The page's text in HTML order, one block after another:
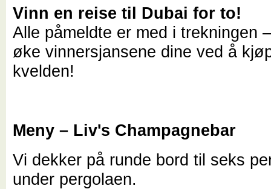
Vinn en reise til Dubai for to!
Alle påmeldte er med i trekningen
øke vinnersjansene dine ved å
kvelden!
Meny – Liv's Champagnebar
Vi dekker på runde bord til seks
under pergolaen.